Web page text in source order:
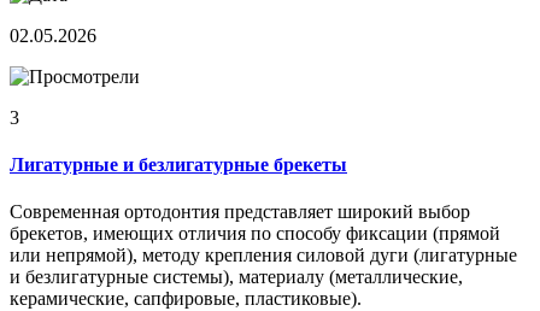
02.05.2026
3
Лигатурные и безлигатурные брекеты
Современная ортодонтия представляет широкий выбор
брекетов, имеющих отличия по способу фиксации (прямой
или непрямой), методу крепления силовой дуги (лигатурные
и безлигатурные системы), материалу (металлические,
керамические, сапфировые, пластиковые).